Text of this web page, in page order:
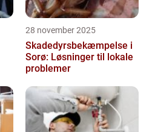
28 november 2025
Skadedyrsbekæmpelse i
Sorø: Løsninger til lokale
problemer